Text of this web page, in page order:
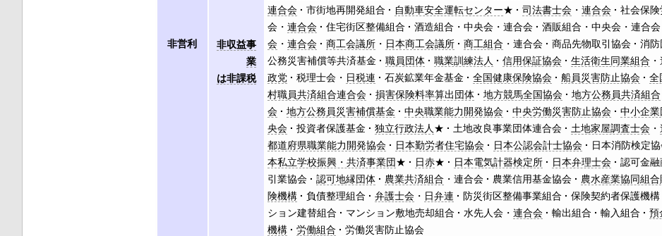
非営利
非収益事
業
は非課税
連合会
市街地再開発組合 自動車安全運転センター★ 司法書士会 ・連合会
社会保
会・連合会 住宅街区整備組合 酒造組合・中央会・連合会 酒販組合・中央会・連合会
会 ・連合会 商工会議所 ・ 日本商工会議所 商工組合 ・連合会 商品先物取引協会
消
公務災害補償等共済基金
職員団体 職業訓練法人 信用保証協会 生活衛生同業組合 ・
政党
税理士会・ 日税連 石炭鉱業年金基金 全国健康保険協会 船員災害防止協会
全
村職員共済組合連合会
損害保険料率算出団体 地方競馬全国協会 地方公務員共済組合
会
地方公務員災害補償基金 中央職業能力開発協会 中央労働災害防止協会
中小企業
央会
投資者保護基金 独立行政法人 ★ 土地改良事業団体連合会 土地家屋調査士会 ・
都道府県職業能力開発協会
日本勤労者住宅協会 日本公認会計士協会 日本消防検定
本私立学校振興・共済事業団★ 日赤★ 日本電気計器検定所 日本弁理士会
認可金融
引業協会
認可地縁団体 農業共済組合 ・連合会 農業信用基金協会
農水産業協同組
険機構
負債整理組合 弁護士会 ・ 日弁連 防災街区整備事業組合 保険契約者保護機構
ション建替組合
マンション敷地売却組合 水先人会・連合会 輸出組合 輸入組合
預
機構
労働組合 労働災害防止協会